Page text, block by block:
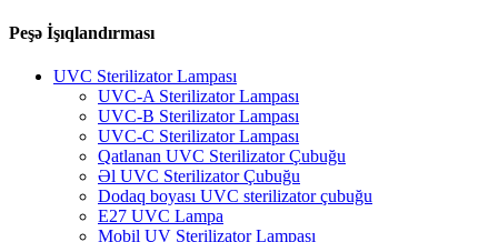
Peşə İşıqlandırması
UVC Sterilizator Lampası
UVC-A Sterilizator Lampası
UVC-B Sterilizator Lampası
UVC-C Sterilizator Lampası
Qatlanan UVC Sterilizator Çubuğu
Əl UVC Sterilizator Çubuğu
Dodaq boyası UVC sterilizator çubuğu
E27 UVC Lampa
Mobil UV Sterilizator Lampası